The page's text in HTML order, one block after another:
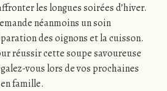
les longues soirées d’hiver.
néanmoins un soin
des oignons et la cuisson.
réussir cette soupe savoureuse
vous lors de vos prochaines
famille.